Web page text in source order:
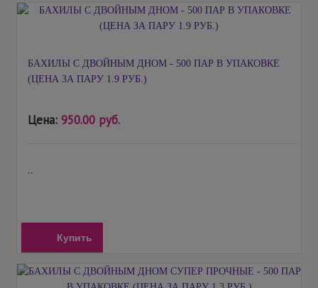
БАХИЛЫ С ДВОЙНЫМ ДНОМ - 500 ПАР В УПАКОВКЕ
(ЦЕНА ЗА ПАРУ 1.9 РУБ.)
Цена: 950.00 руб.
..
Купить